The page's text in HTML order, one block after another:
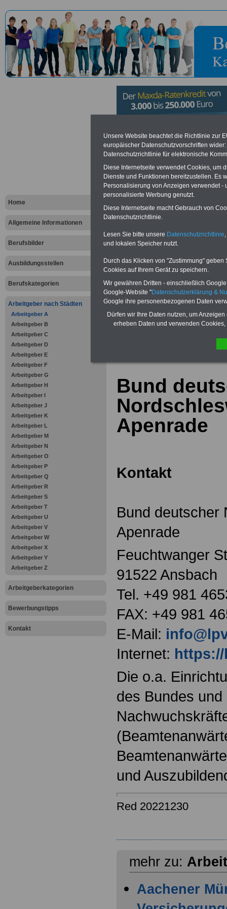
Home
Allgemeine Informationen
Berufsbilder
Ausbildungsstellen
Berufskategorien
Arbeitgeber nach Städten
Arbeitgeber A
Arbeitgeber B
Arbeitgeber C
Arbeitgeber D
Arbeitgeber E
Arbeitgeber F
Arbeitgeber G
Arbeitgeber H
Arbeitgeber I
Arbeitgeber J
Arbeitgeber K
Arbeitgeber L
Arbeitgeber M
Arbeitgeber N
Arbeitgeber O
Arbeitgeber P
Arbeitgeber Q
Arbeitgeber R
Arbeitgeber S
Arbeitgeber T
Arbeitgeber U
Arbeitgeber V
Arbeitgeber W
Arbeitgeber X
Arbeitgeber Y
Arbeitgeber Z
Arbeitgeberkategorien
Bewerbungstipps
Kontakt
Bund
Apenrade
Vorteile für den öffentlichen
Vergleichen und sparen
Berufsunfähigkeitsabsicherung-
Krankenzusatzversicherung
Krankenkassen-
Zahnzusatzversicherung
Krankenversicherung
zurück zur
Bund
Apenrade
Kontakt
Bund deutscher
Apenrade
Feuchtwanger
91522 Ansbach
Tel. +49 981
FAX: +49 981
E-Mail:
Internet: https://
Die o.a.
des Bundes und
und
Red 20221230
mehr zu:
Aachener
Unsere Website beachtet die Richtlinie zur
europäischer Datenschutzvorschriften
Datenschutzrichtlinie für elektronische
Diese Internetseite verwendet Cookies, um
Dienste und Funktionen bereitzustellen. Es
Personalisierung von Anzeigen verwendet
personalisierte Werbung genutzt.
Diese Internetseite macht Gebrauch von
Datenschutzrichtlinie.
Lesen Sie bitte unsere Datenschutzrichtlinie
und lokalen Speicher nutzt.
Durch das Klicken von "Zustimmung"
Cookies auf Ihrem Gerät zu speichern.
Wir gewähren Dritten - einschließlich
Google-Website "Datenschutzerklärung &
Google ihre personenbezogenen Daten
Dürfen wir Ihre Daten nutzen, um
erheben Daten und verwenden